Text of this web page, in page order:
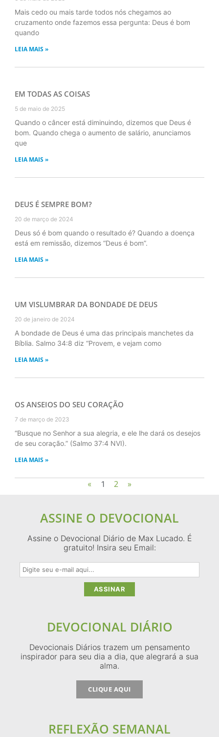
Mais cedo ou mais tarde todos nós chegamos ao
cruzamento onde fazemos essa pergunta: Deus é bom
quando
LEIA MAIS »
EM TODAS AS COISAS
5 de maio de 2025
Quando o câncer está diminuindo, dizemos que Deus é
bom. Quando chega o aumento de salário, anunciamos
que
LEIA MAIS »
DEUS É SEMPRE BOM?
20 de março de 2024
Deus só é bom quando o resultado é? Quando a doença
está em remissão, dizemos “Deus é bom”.
LEIA MAIS »
UM VISLUMBRAR DA BONDADE DE DEUS
20 de janeiro de 2024
A bondade de Deus é uma das principais manchetes da
Bíblia. Salmo 34:8 diz “Provem, e vejam como
LEIA MAIS »
OS ANSEIOS DO SEU CORAÇÃO
7 de março de 2023
“Busque no Senhor a sua alegria, e ele lhe dará os desejos
de seu coração.” (Salmo 37:4 NVI).
LEIA MAIS »
« 1 2 »
ASSINE O DEVOCIONAL
Assine o Devocional Diário de Max Lucado. É
gratuito! Insira seu Email:
DEVOCIONAL DIÁRIO
Devocionais Diários trazem um pensamento
inspirador para seu dia a dia, que alegrará a sua
alma.
CLIQUE AQUI
REFLEXÃO SEMANAL